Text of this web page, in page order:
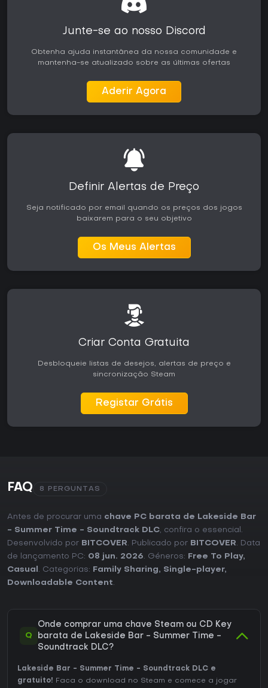
dos elementos idle e da variedade, enquanto o jogo
1.3, que introduziu a trilha sonora. Quem aprecia
suporte a multitarefa encontra no título atual uma opção
recompensadora para sessões tranquilas e contínuas.
Junte-se ao nosso Discord
Obtenha ajuda instantânea da nossa comunidade e
mantenha-se atualizado sobre as últimas ofertas
Aderir Agora
Definir Alertas de Preço
Seja notificado por email quando os preços dos jogos
baixarem para o seu objetivo
Os Meus Alertas
Criar Conta Gratuita
Desbloqueie listas de desejos, alertas de preço e
sincronização Steam
Registar Grátis
FAQ 8 PERGUNTAS
Antes de procurar uma chave PC barata de Lakeside Bar
- Summer Time - Soundtrack DLC, confira o essencial.
Desenvolvido por BITCOVER. Publicado por BITCOVER. Data
de lançamento PC: 08 jun. 2026. Géneros: Free To Play,
Casual . Categorias: Family Sharing, Single-player,
Downloadable Content.
Q
Onde comprar uma chave Steam ou CD Key
barata de Lakeside Bar - Summer Time -
Soundtrack DLC?
Lakeside Bar - Summer Time - Soundtrack DLC e
gratuito! Faca o download no Steam e comece a jogar